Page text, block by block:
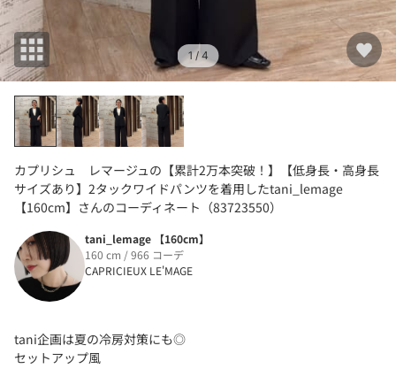
1/ 4
カプリシュ レマージュの【累計2万本突破！】【低身長・高身長
サイズあり】2タックワイドパンツを着用したtani_lemage
【160cm】さんのコーディネート（83723550）
tani_lemage 【160cm】
160 cm / 966 コーデ
CAPRICIEUX LE'MAGE
tani企画は夏の冷房対策にも◎
セットアップ風